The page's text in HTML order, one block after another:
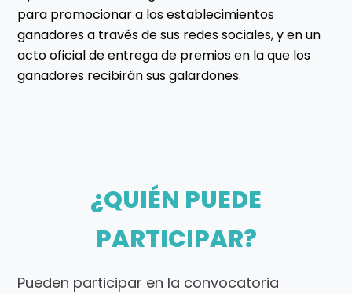
para promocionar a los establecimientos
ganadores a través de sus redes sociales, y en un
acto oficial de entrega de premios en la que los
ganadores recibirán sus galardones.
¿QUIÉN PUEDE
PARTICIPAR?
Pueden participar en la convocatoria